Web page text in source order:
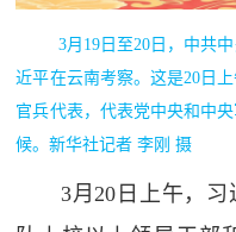
3月19日至20日，中共
近平在云南考察。这是20日
官兵代表，代表党中央和中
候。新华社记者 李刚 摄
3月20日上午，